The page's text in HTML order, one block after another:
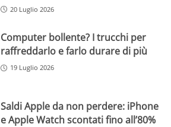
20 Luglio 2026
Computer bollente? I trucchi per
raffreddarlo e farlo durare di più
19 Luglio 2026
Saldi Apple da non perdere: iPhone
e Apple Watch scontati fino all’80%